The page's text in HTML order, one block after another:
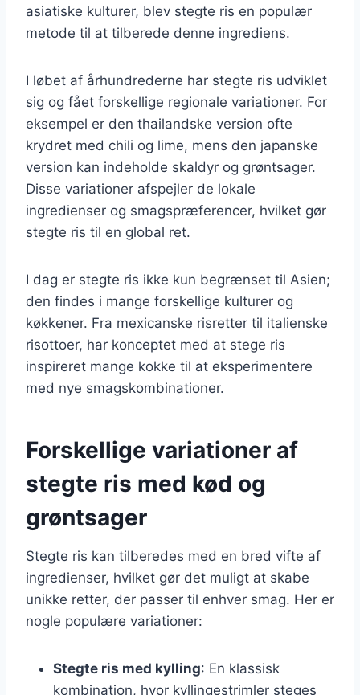
asiatiske kulturer, blev stegte ris en populær
metode til at tilberede denne ingrediens.
I løbet af århundrederne har stegte ris udviklet
sig og fået forskellige regionale variationer. For
eksempel er den thailandske version ofte
krydret med chili og lime, mens den japanske
version kan indeholde skaldyr og grøntsager.
Disse variationer afspejler de lokale
ingredienser og smagspræferencer, hvilket gør
stegte ris til en global ret.
I dag er stegte ris ikke kun begrænset til Asien;
den findes i mange forskellige kulturer og
køkkener. Fra mexicanske risretter til italienske
risottoer, har konceptet med at stege ris
inspireret mange kokke til at eksperimentere
med nye smagskombinationer.
Forskellige variationer af
stegte ris med kød og
grøntsager
Stegte ris kan tilberedes med en bred vifte af
ingredienser, hvilket gør det muligt at skabe
unikke retter, der passer til enhver smag. Her er
nogle populære variationer:
Stegte ris med kylling: En klassisk
kombination, hvor kyllingestrimler steges